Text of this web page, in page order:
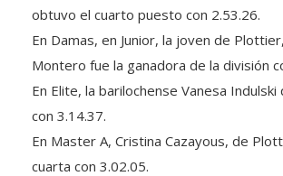
obtuvo el cuarto puesto con 2.53.26.
En Damas, en Junior, la joven de
Montero fue la ganadora de la división
En Elite, la barilochense Vanesa
con 3.14.37.
En Master A, Cristina Cazayous, de
cuarta con 3.02.05.